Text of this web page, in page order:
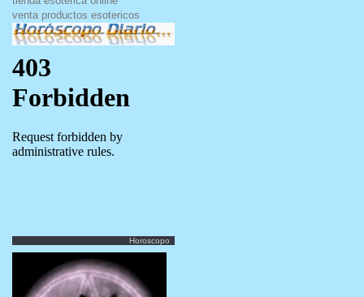
venta productos esotericos
Horoscopo